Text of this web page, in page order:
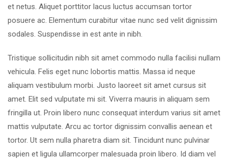
et netus. Aliquet porttitor lacus luctus accumsan tortor
posuere ac. Elementum curabitur vitae nunc sed velit dignissim
sodales. Suspendisse in est ante in nibh.
Tristique sollicitudin nibh sit amet commodo nulla facilisi nullam
vehicula. Felis eget nunc lobortis mattis. Massa id neque
aliquam vestibulum morbi. Justo laoreet sit amet cursus sit
amet. Elit sed vulputate mi sit. Viverra mauris in aliquam sem
fringilla ut. Proin libero nunc consequat interdum varius sit amet
mattis vulputate. Arcu ac tortor dignissim convallis aenean et
tortor. Ut sem nulla pharetra diam sit. Tincidunt nunc pulvinar
sapien et ligula ullamcorper malesuada proin libero. Id diam vel